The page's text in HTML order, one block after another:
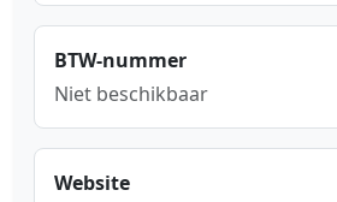
BTW-nummer
Niet beschikbaar
Website